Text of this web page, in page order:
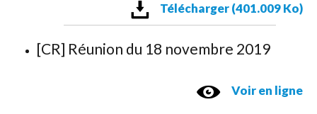
Télécharger (401.009 Ko)
[CR] Réunion du 18 novembre 2019
Voir en ligne